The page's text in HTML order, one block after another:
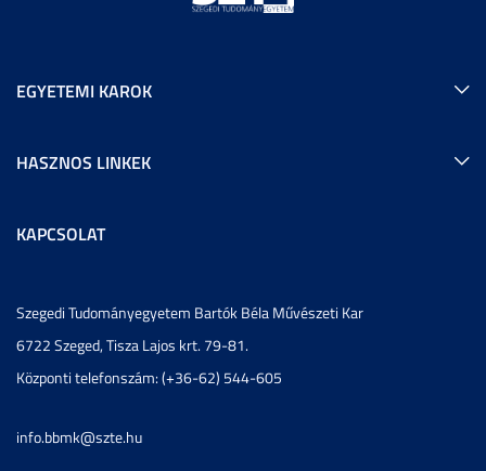
EGYETEMI KAROK
HASZNOS LINKEK
KAPCSOLAT
Szegedi Tudományegyetem Bartók Béla Művészeti Kar
6722 Szeged, Tisza Lajos krt. 79-81.
Központi telefonszám: (+36-62) 544-605
info.bbmk@szte.hu